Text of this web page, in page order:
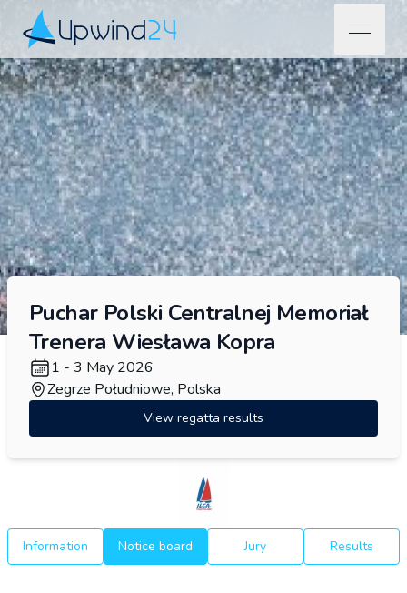
Upwind24
open
Puchar Polski Centralnej Memoriał
Trenera Wiesława Kopra
1 - 3 May 2026
Zegrze Południowe, Polska
View regatta results
Information Notice board Jury Results